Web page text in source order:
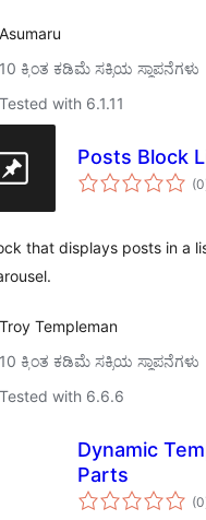
Asumaru
10 ಕ್ಕಿಂತ ಕಡಿಮೆ ಸಕ್ರಿಯ ಸ್ಥಾಪನೆಗಳು
Tested with 6.1.11
Posts Block
(0
that displays posts in a
Troy Templeman
10 ಕ್ಕಿಂತ ಕಡಿಮೆ ಸಕ್ರಿಯ ಸ್ಥಾಪನೆಗಳು
Tested with 6.6.6
Dynamic
Parts
(0